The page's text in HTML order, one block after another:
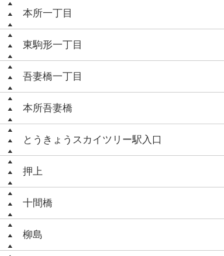
本所一丁目
東駒形一丁目
吾妻橋一丁目
本所吾妻橋
とうきょうスカイツリー駅入口
押上
十間橋
柳島